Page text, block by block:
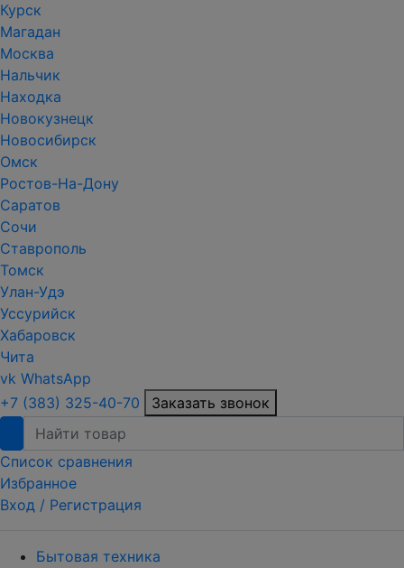
Курск
Магадан
Москва
Нальчик
Находка
Новокузнецк
Новосибирск
Омск
Ростов-На-Дону
Саратов
Сочи
Ставрополь
Томск
Улан-Удэ
Уссурийск
Хабаровск
Чита
vk WhatsApp
+7 (383) 325-40-70
Заказать звонок
Список сравнения
Избранное
Вход / Регистрация
Бытовая техника